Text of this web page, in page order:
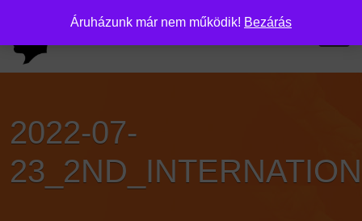
2022-07-
Áruházunk már nem működik! Bezárás